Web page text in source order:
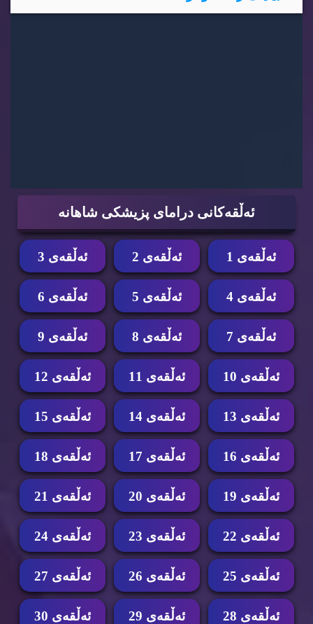
ئه‌ڵقه‌كانی درامای پزیشكی شاهانه‌
ئه‌ڵقه‌ی 1 ئه‌ڵقه‌ی 2 ئه‌ڵقه‌ی 3
ئه‌ڵقه‌ی 4 ئه‌ڵقه‌ی 5 ئه‌ڵقه‌ی 6
ئه‌ڵقه‌ی 7 ئه‌ڵقه‌ی 8 ئه‌ڵقه‌ی 9
ئه‌ڵقه‌ی 10 ئه‌ڵقه‌ی 11 ئه‌ڵقه‌ی 12
ئه‌ڵقه‌ی 13 ئه‌ڵقه‌ی 14 ئه‌ڵقه‌ی 15
ئه‌ڵقه‌ی 16 ئه‌ڵقه‌ی 17 ئه‌ڵقه‌ی 18
ئه‌ڵقه‌ی 19 ئه‌ڵقه‌ی 20 ئه‌ڵقه‌ی 21
ئه‌ڵقه‌ی 22 ئه‌ڵقه‌ی 23 ئه‌ڵقه‌ی 24
ئه‌ڵقه‌ی 25 ئه‌ڵقه‌ی 26 ئه‌ڵقه‌ی 27
ئه‌ڵقه‌ی 28 ئه‌ڵقه‌ی 29 ئه‌ڵقه‌ی 30